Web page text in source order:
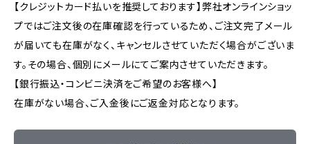
【クレジットカード払いを推奨しております】弊社オンラインショッ
プではご注文後の在庫確認を行っているため、ご注文完了メール
が届いても在庫がなく、キャンセルさせていただく場合がございま
す。その場合、個別にメールにてご案内させていただきます。
【銀行振込・コンビニ決済をご希望のお客様へ】
在庫がない場合、ご入金後にご返金対応となります。